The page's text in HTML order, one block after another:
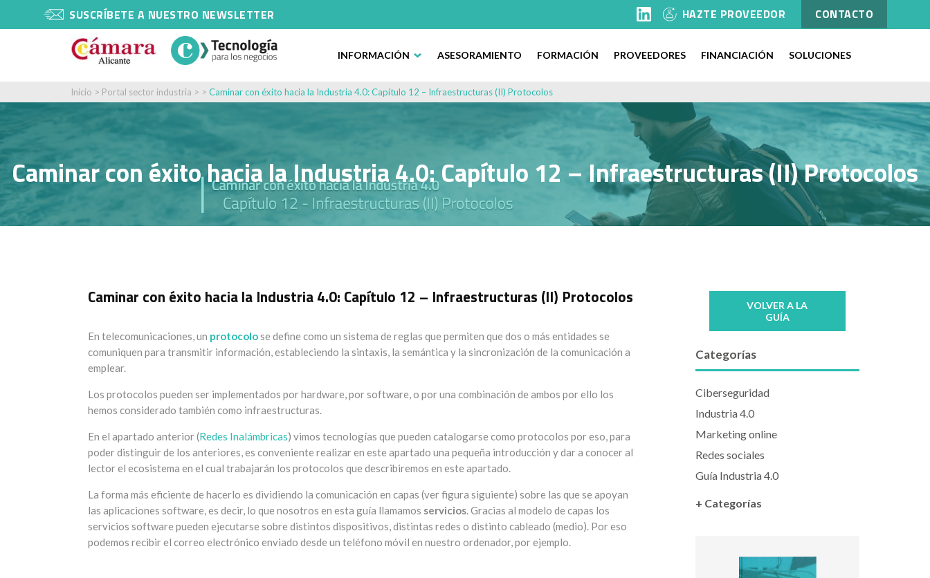
SUSCRÍBETE A NUESTRO NEWSLETTER HAZTE PROVEEDOR CONTACTO
INFORMACIÓN ASESORAMIENTO FORMACIÓN PROVEEDORES FINANCIACIÓN SOLUCIONES
Inicio > Portal sector industria > > Caminar con éxito hacia la Industria 4.0: Capítulo 12 – Infraestructuras (II) Protocolos
Caminar con éxito hacia la Industria 4.0: Capítulo 12 – Infraestructuras (II) Protocolos
Caminar con éxito hacia la Industria 4.0: Capítulo 12 – Infraestructuras (II) Protocolos
En telecomunicaciones, un protocolose define como un sistema de reglas que permiten que dos o más entidades se
comuniquen para transmitir información, estableciendo la sintaxis, la semántica y la sincronización de la comunicación a
emplear.
Los protocolos pueden ser implementados por hardware, por software, o por una combinación de ambos por ello los
hemos considerado también como infraestructuras.
En el apartado anterior (Redes Inalámbricas) vimos tecnologías que pueden catalogarse como protocolos por eso, para
poder distinguir de los anteriores, es conveniente realizar en este apartado una pequeña introducción y dar a conocer al
lector el ecosistema en el cual trabajarán los protocolos que describiremos en este apartado.
La forma más eficiente de hacerlo es dividiendo la comunicación en capas (ver figura siguiente) sobre las que se apoyan
las aplicaciones software, es decir, lo que nosotros en esta guía llamamos servicios. Gracias al modelo de capas los
servicios software pueden ejecutarse sobre distintos dispositivos, distintas redes o distinto cableado (medio). Por eso
podemos recibir el correo electrónico enviado desde un teléfono móvil en nuestro ordenador, por ejemplo.
VOLVER A LA
GUÍA
Categorías
Ciberseguridad
Industria 4.0
Marketing online
Redes sociales
Guía Industria 4.0
+ Categorías